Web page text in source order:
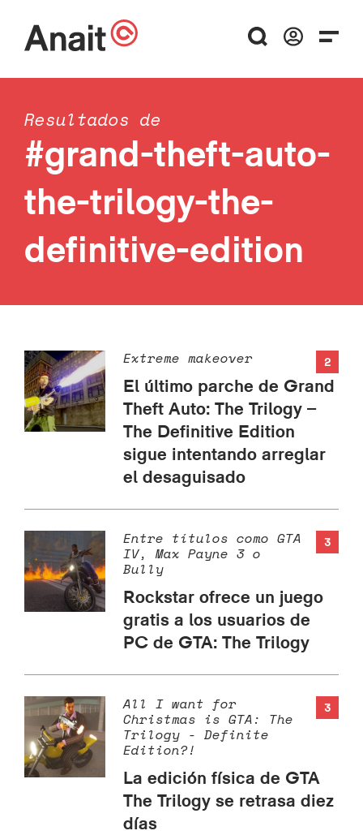
Resultados de
#grand-theft-auto-
the-trilogy-the-
definitive-edition
2
Extreme makeover
El último parche de Grand
Theft Auto: The Trilogy –
The Definitive Edition
sigue intentando arreglar
el desaguisado
3
Entre títulos como GTA
IV, Max Payne 3 o
Bully
Rockstar ofrece un juego
gratis a los usuarios de
PC de GTA: The Trilogy
3
All I want for
Christmas is GTA: The
Trilogy - Definite
Edition?!
La edición física de GTA
The Trilogy se retrasa diez
días